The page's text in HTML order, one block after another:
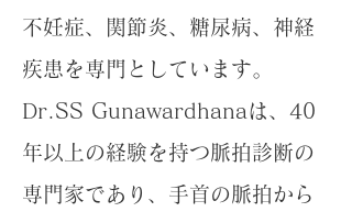
不妊症、関節炎、糖尿病、神経
疾患を専門としています。
Dr.SS Gunawardhanaは、40
年以上の経験を持つ脈拍診断の
専門家であり、手首の脈拍から